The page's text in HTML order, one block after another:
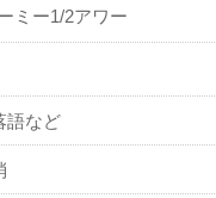
ミー1/2アワー
など